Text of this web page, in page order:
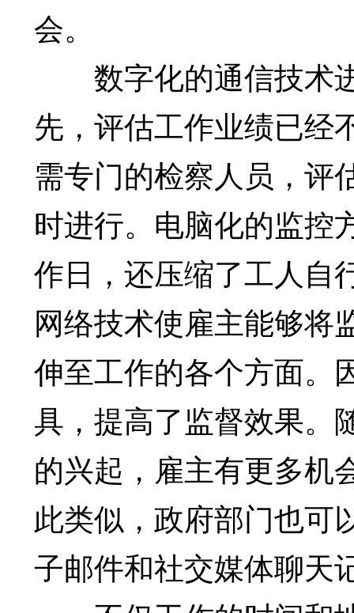
会。
数字化的通信技术
先，评估工作业绩已经
需专门的检察人员，评
时进行。电脑化的监控
作日，还压缩了工人自
网络技术使雇主能够将
伸至工作的各个方面。
具，提高了监督效果。
的兴起，雇主有更多机
此类似，政府部门也可
子邮件和社交媒体聊天